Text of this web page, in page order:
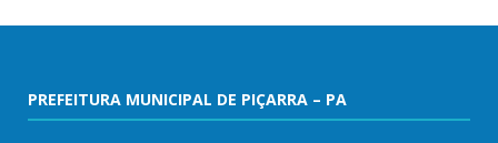
PREFEITURA MUNICIPAL DE PIÇARRA – PA